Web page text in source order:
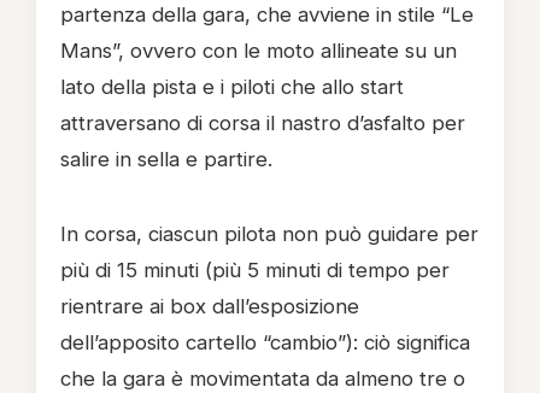
partenza della gara, che avviene in stile “Le
Mans”, ovvero con le moto allineate su un
lato della pista e i piloti che allo start
attraversano di corsa il nastro d’asfalto per
salire in sella e partire.
In corsa, ciascun pilota non può guidare per
più di 15 minuti (più 5 minuti di tempo per
rientrare ai box dall’esposizione
dell’apposito cartello “cambio”): ciò significa
che la gara è movimentata da almeno tre o